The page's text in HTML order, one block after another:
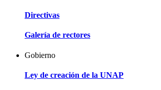
Directivas
Galería de rectores
Gobierno
Ley de creación de la UNAP